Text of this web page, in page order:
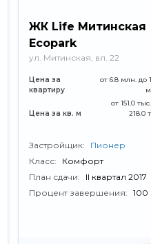
ЖК Life Митинская
Ecopark
ул. Митинская, вл. 22
Цена за
квартиру
от 6.8 млн. до
Цена за кв. м
от 151.0
218.0
Застройщик:
Пионер
Класс:
Комфорт
План сдачи:
II квартал 2017
Процент завершения: 100